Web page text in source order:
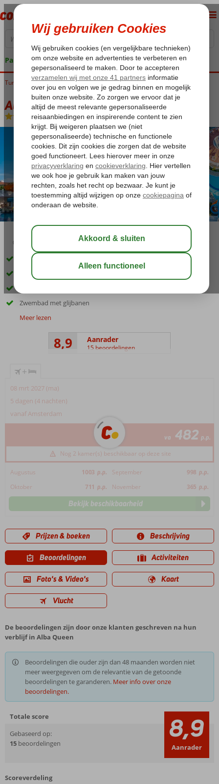
Pakketgarantie
Home
Turkije Turkse Riviera Side Colakli Alba Queen
Alba Queen
Ultra All Inclusive-Hotel
03:45 aug 33°C
Luxe familiehotel direct aan het zandstrand
2 à-la-carterestaurants
Zwembad met glijbanen
Meer lezen
8,9 Aanrader
15 beoordelingen
+
08 mrt 2027 (ma)
5 dagen (4 nachten)
vanaf Amsterdam
va 482 p.p.
Nog 2 kamer(s) beschikbaar op deze site
Augustus 1003 p.p. September 998 p.p.
Oktober
711 p.p. November 365 p.p.
Bekijk beschikbaarheid
Prijzen & boeken Beschrijving
Beoordelingen Activiteiten
Foto's & Video's Kaart
Vlucht
De beoordelingen zijn door onze klanten geschreven na hun
verblijf in Alba Queen
Beoordelingen die ouder zijn dan 48 maanden worden niet
meer weergegeven om de relevantie van de getoonde
beoordelingen te garanderen. Meer info over onze
beoordelingen.
Totale score
Gebaseerd op:
15 beoordelingen 8,9
Aanrader
Scoreverdeling